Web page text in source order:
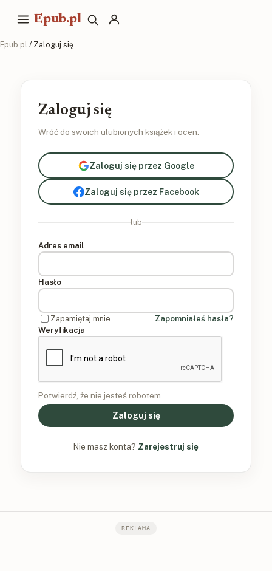
Epub.pl
Epub.pl / Zaloguj się
Zaloguj się
Wróć do swoich ulubionych książek i ocen.
Zaloguj się przez Google
Zaloguj się przez Facebook
lub
Adres email
Hasło
Zapamiętaj mnie
Zapomniałeś hasła?
Weryfikacja
Potwierdź, że nie jesteś robotem.
Zaloguj się
Nie masz konta? Zarejestruj się
REKLAMA